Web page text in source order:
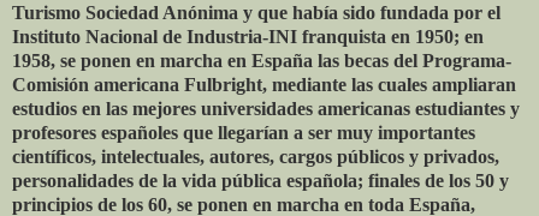
Turismo Sociedad Anónima y que había sido fundada por el
Instituto Nacional de Industria-INI franquista en 1950; en
1958, se ponen en marcha en España las becas del Programa-
Comisión americana Fulbright, mediante las cuales ampliaran
estudios en las mejores universidades americanas estudiantes y
profesores españoles que llegarían a ser muy importantes
científicos, intelectuales, autores, cargos públicos y privados,
personalidades de la vida pública española; finales de los 50 y
principios de los 60, se ponen en marcha en toda España,